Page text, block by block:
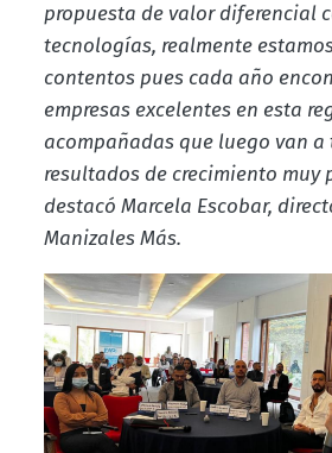
propuesta de valor diferencial
tecnologías, realmente
contentos pues cada año
empresas excelentes en esta
acompañadasque luego van a
resultados de crecimiento muy
destacó Marcela Escobar,
Manizales Más.